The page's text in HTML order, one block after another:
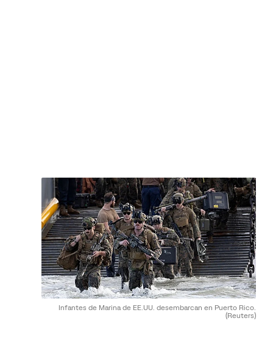
Infantes de Marina de EE.UU. desembarcan en Puerto Rico.
(Reuters)